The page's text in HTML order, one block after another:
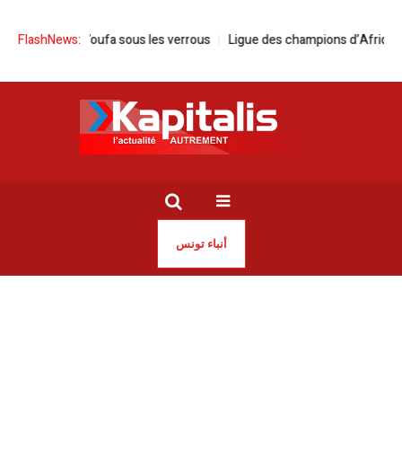
FlashNews:
sous les verrous Ligue des champions d’Afrique | L’Espérance
أنباء تونس